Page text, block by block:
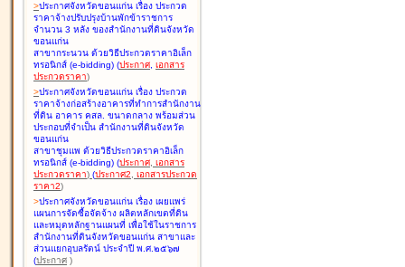
>ประกาศจังหวัดขอนแก่น เรื่อง ประกวด
ราคาจ้างปรับปรุงบ้านพักข้าราชการ
จำนวน 3 หลัง ของสำนักงานที่ดินจังหวัด
ขอนแก่น
สาขากระนวน ด้วยวิธีประกวดราคาอิเล็ก
ทรอนิกส์ (e-bidding) (ประกาศ, เอกสาร
ประกวดราคา)
>ประกาศจังหวัดขอนแก่น เรื่อง ประกวด
ราคาจ้างก่อสร้างอาคารที่ทำการสำนักงาน
ที่ดิน อาคาร คสล. ขนาดกลาง พร้อมส่วน
ประกอบที่จำเป็น สำนักงานที่ดินจังหวัด
ขอนแก่น
สาขาชุมแพ ด้วยวิธีประกวดราคาอิเล็ก
ทรอนิกส์ (e-bidding) (ประกาศ, เอกสาร
ประกวดราคา) (ประกาศ2, เอกสารประกวด
ราคา2)
>ประกาศจังหวัดขอนแก่น เรื่อง เผยแพร่
แผนการจัดซื้อจัดจ้าง ผลิตหลักเขตที่ดิน
และหมุดหลักฐานแผนที่ เพื่อใช้ในราชการ
สำนักงานที่ดินจังหวัดขอนแก่น สาขาและ
ส่วนแยกอุบลรัตน์ ประจำปี พ.ศ.๒๕๖๗
(ประกาศ )